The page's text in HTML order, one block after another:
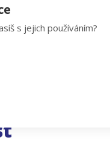
s jejich používáním?